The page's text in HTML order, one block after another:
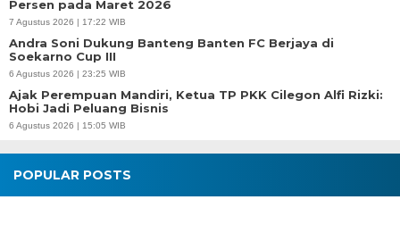
Persen pada Maret 2026
7 Agustus 2026 | 17:22 WIB
Andra Soni Dukung Banteng Banten FC Berjaya di
Soekarno Cup III
6 Agustus 2026 | 23:25 WIB
Ajak Perempuan Mandiri, Ketua TP PKK Cilegon Alfi Rizki:
Hobi Jadi Peluang Bisnis
6 Agustus 2026 | 15:05 WIB
POPULAR POSTS